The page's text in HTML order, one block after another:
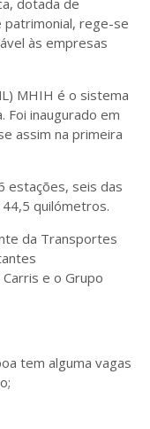
dotada de
patrimonial, rege-se
às empresas
MHIH é o sistema
Foi inaugurado em
assim na primeira
estações, seis das
quilómetros.
da Transportes
e o Grupo
tem alguma vagas